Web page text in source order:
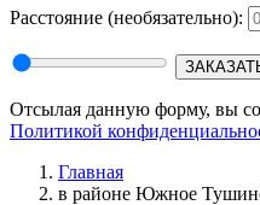
Расстояние (необязательно):
Отсылая данную форму, вы
Политикой
Главная
в районе Южное